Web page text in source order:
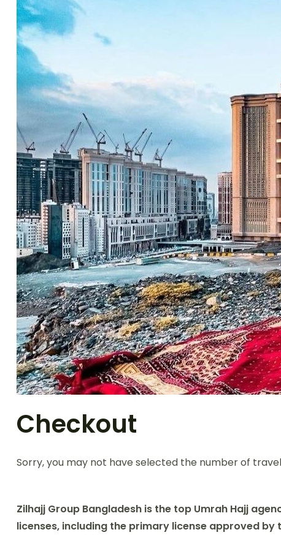
Checkout
Sorry, you may not have selected the number of
Zilhajj Group Bangladesh is the top Umrah Hajj
licenses, including the primary license approved